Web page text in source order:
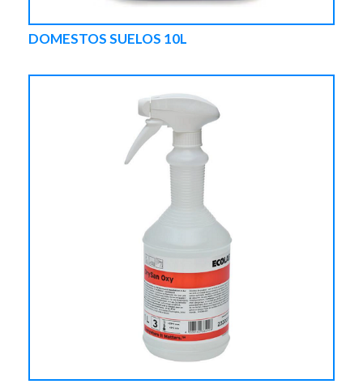
DOMESTOS SUELOS 10L